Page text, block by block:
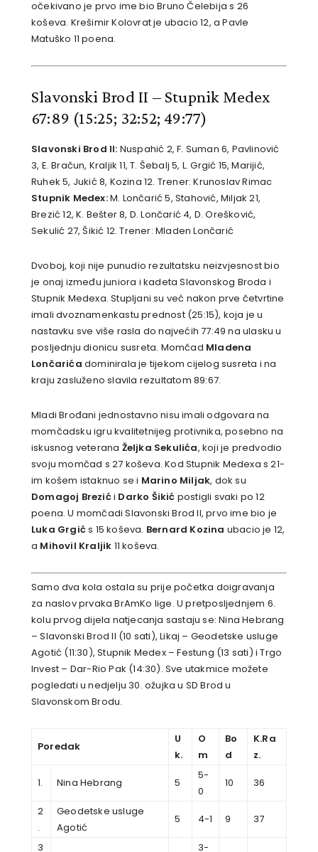
očekivano je prvo ime bio Bruno Čelebija s 26
koševa. Krešimir Kolovrat je ubacio 12, a Pavle
Matuško 11 poena.
Slavonski Brod II – Stupnik Medex
67:89 (15:25; 32:52; 49:77)
Slavonski Brod II: Nuspahić 2, F. Suman 6, Pavlinović
3, E. Bračun, Kraljik 11, T. Šebalj 5, L. Grgić 15, Marijić,
Ruhek 5, Jukić 8, Kozina 12. Trener: Krunoslav Rimac
Stupnik Medex:M. Lončarić 5, Stahović, Miljak 21,
Brezić 12, K. Bešter 8, D. Lončarić 4, D. Orešković,
Sekulić 27, Šikić 12. Trener: Mladen Lončarić
Dvoboj, koji nije punudio rezultatsku neizvjesnost bio
je onaj između juniora i kadeta Slavonskog Broda i
Stupnik Medexa. Stupljani su već nakon prve četvrtine
imali dvoznamenkastu prednost (25:15), koja je u
nastavku sve više rasla do najvećih 77:49 na ulasku u
posljednju dionicu susreta. Momčad Mladena
Lončarića dominirala je tijekom cijelog susreta i na
kraju zasluženo slavila rezultatom 89:67.
Mladi Brođani jednostavno nisu imali odgovara na
momčadsku igru kvalitetnijeg protivnika, posebno na
iskusnog veterana Željka Sekulića, koji je predvodio
svoju momčad s 27 koševa. Kod Stupnik Medexa s 21-
im košem istaknuo se i Marino Miljak, dok su
Domagoj Brezići Darko Šikić postigli svaki po 12
poena. U momčadi Slavonski Brod II, prvo ime bio je
Luka Grgićs 15 koševa. Bernard Kozina ubacio je 12,
a Mihovil Kraljik 11 koševa.
Samo dva kola ostala su prije početka doigravanja
za naslov prvaka BrAmKo lige. U pretposljednjem 6.
kolu prvog dijela natjecanja sastaju se: Nina Hebrang
– Slavonski Brod II (10 sati), Likaj – Geodetske usluge
Agotić (11:30), Stupnik Medex – Festung (13 sati) i Trgo
Invest – Dar-Rio Pak (14:30). Sve utakmice možete
pogledati u nedjelju 30. ožujka u SD Brod u
Slavonskom Brodu.
Poredak
U
k.
O
m
Bo
d
K.Ra
z.
1. Nina Hebrang 5
5-
0
10 36
2
.
Geodetske usluge
Agotić
5 4-1 9 37
3
3-